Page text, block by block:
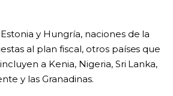
y Hungría, naciones de la
al plan fiscal, otros países que
a Kenia, Nigeria, Sri Lanka,
y las Granadinas.